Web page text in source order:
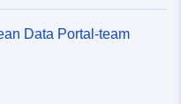
Data Portal-team